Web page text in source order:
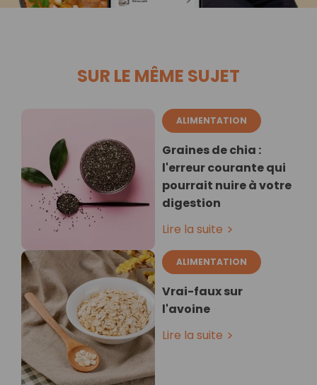
SUR LE MÊME SUJET
ALIMENTATION
Graines de chia :
l'erreur courante qui
pourrait nuire à votre
digestion
Lire la suite
ALIMENTATION
Vrai-faux sur
l'avoine
Lire la suite